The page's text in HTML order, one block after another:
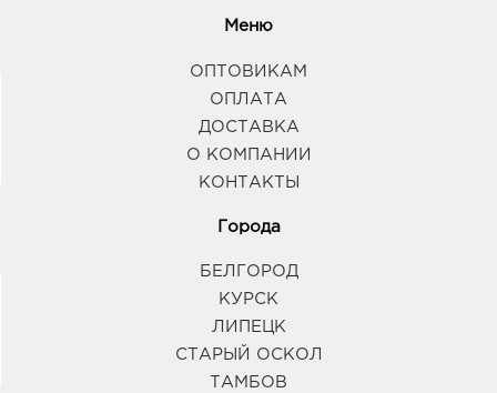
Меню
ОПТОВИКАМ
ОПЛАТА
ДОСТАВКА
О КОМПАНИИ
КОНТАКТЫ
Города
БЕЛГОРОД
КУРСК
ЛИПЕЦК
СТАРЫЙ ОСКОЛ
ТАМБОВ